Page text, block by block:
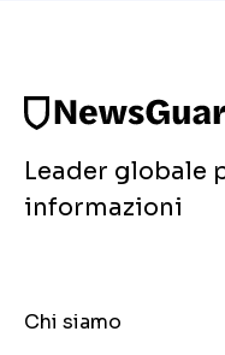
Leader globale
informazioni
Chi siamo